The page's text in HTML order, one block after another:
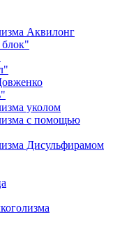
Аквилонг
уколом
с помощью
Дисульфирамом